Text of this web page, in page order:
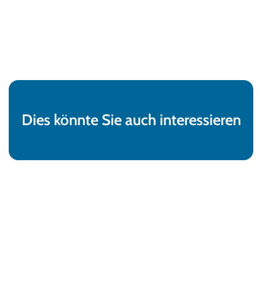
Dies könnte Sie auch interessieren